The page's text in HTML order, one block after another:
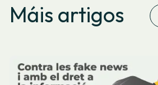
Máis artigos